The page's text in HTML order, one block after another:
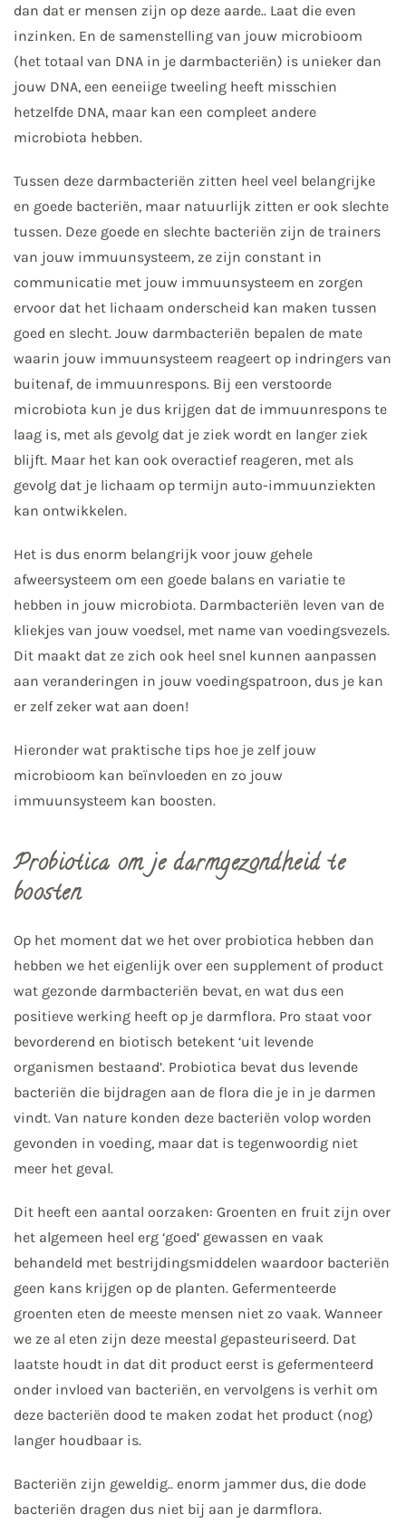
dan dat er mensen zijn op deze aarde.. Laat die even
inzinken. En de samenstelling van jouw microbioom
(het totaal van DNA in je darmbacteriën) is unieker dan
jouw DNA, een eeneiige tweeling heeft misschien
hetzelfde DNA, maar kan een compleet andere
microbiota hebben.
Tussen deze darmbacteriën zitten heel veel belangrijke
en goede bacteriën, maar natuurlijk zitten er ook slechte
tussen. Deze goede en slechte bacteriën zijn de trainers
van jouw immuunsysteem, ze zijn constant in
communicatie met jouw immuunsysteem en zorgen
ervoor dat het lichaam onderscheid kan maken tussen
goed en slecht. Jouw darmbacteriën bepalen de mate
waarin jouw immuunsysteem reageert op indringers van
buitenaf, de immuunrespons. Bij een verstoorde
microbiota kun je dus krijgen dat de immuunrespons te
laag is, met als gevolg dat je ziek wordt en langer ziek
blijft. Maar het kan ook overactief reageren, met als
gevolg dat je lichaam op termijn auto-immuunziekten
kan ontwikkelen.
Het is dus enorm belangrijk voor jouw gehele
afweersysteem om een goede balans en variatie te
hebben in jouw microbiota. Darmbacteriën leven van de
kliekjes van jouw voedsel, met name van voedingsvezels.
Dit maakt dat ze zich ook heel snel kunnen aanpassen
aan veranderingen in jouw voedingspatroon, dus je kan
er zelf zeker wat aan doen!
Hieronder wat praktische tips hoe je zelf jouw
microbioom kan beïnvloeden en zo jouw
immuunsysteem kan boosten.
Probiotica om je darmgezondheid te
boosten
Op het moment dat we het over probiotica hebben dan
hebben we het eigenlijk over een supplement of product
wat gezonde darmbacteriën bevat, en wat dus een
positieve werking heeft op je darmflora. Pro staat voor
bevorderend en biotisch betekent ‘uit levende
organismen bestaand’. Probiotica bevat dus levende
bacteriën die bijdragen aan de flora die je in je darmen
vindt. Van nature konden deze bacteriën volop worden
gevonden in voeding, maar dat is tegenwoordig niet
meer het geval.
Dit heeft een aantal oorzaken: Groenten en fruit zijn over
het algemeen heel erg ‘goed’ gewassen en vaak
behandeld met bestrijdingsmiddelen waardoor bacteriën
geen kans krijgen op de planten. Gefermenteerde
groenten eten de meeste mensen niet zo vaak. Wanneer
we ze al eten zijn deze meestal gepasteuriseerd. Dat
laatste houdt in dat dit product eerst is gefermenteerd
onder invloed van bacteriën, en vervolgens is verhit om
deze bacteriën dood te maken zodat het product (nog)
langer houdbaar is.
Bacteriën zijn geweldig.. enorm jammer dus, die dode
bacteriën dragen dus niet bij aan je darmflora.